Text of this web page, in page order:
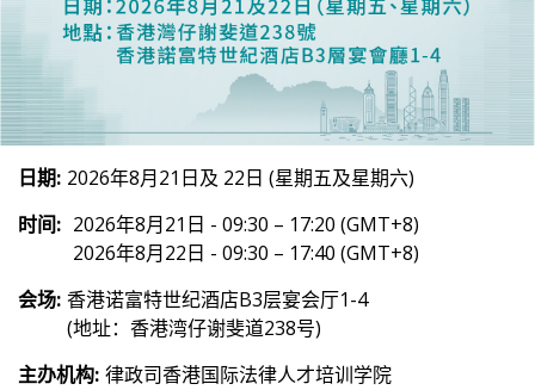
日期: 2026年8月21日及 22日 (星期五及星期六)
时间: 2026年8月21日 - 09:30 – 17:20 (GMT+8)
2026年8月22日 - 09:30 – 17:40 (GMT+8)
会场: 香港诺富特世纪酒店B3层宴会厅1-4
(地址：香港湾仔谢斐道238号)
主办机构: 律政司香港国际法律人才培训学院